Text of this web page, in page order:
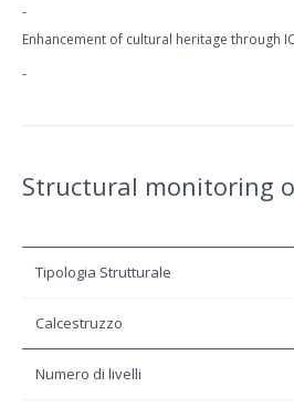
-
Enhancement of cultural heritage through
-
Structural monitoring
Tipologia Strutturale
Calcestruzzo
Numero di livelli